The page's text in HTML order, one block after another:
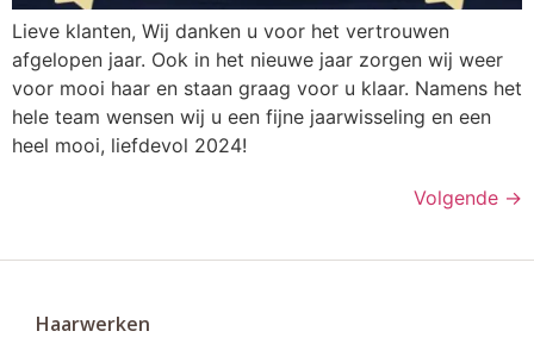
Lieve klanten, Wij danken u voor het vertrouwen
afgelopen jaar. Ook in het nieuwe jaar zorgen wij weer
voor mooi haar en staan graag voor u klaar. Namens het
hele team wensen wij u een fijne jaarwisseling en een
heel mooi, liefdevol 2024!
Volgende →
Haarwerken